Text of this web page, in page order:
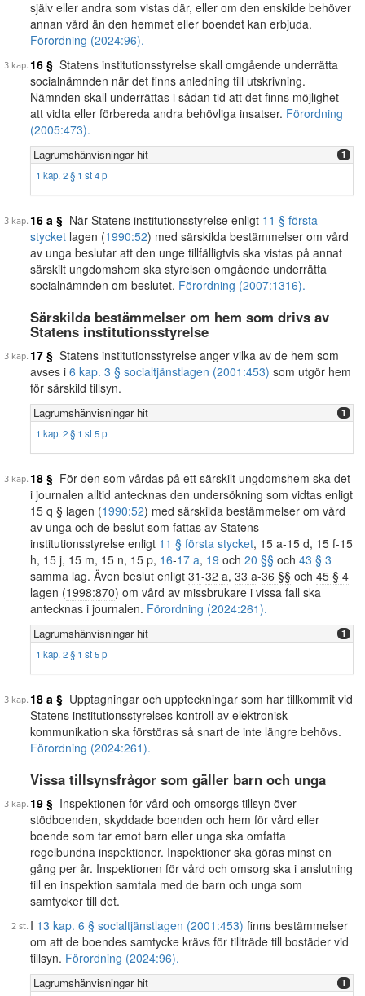
själv eller andra som vistas där, eller om den enskilde behöver
annan vård än den hemmet eller boendet kan erbjuda.
Förordning (2024:96).
16 § Statens institutionsstyrelse skall omgående underrätta
socialnämnden när det finns anledning till utskrivning.
Nämnden skall underrättas i sådan tid att det finns möjlighet
att vidta eller förbereda andra behövliga insatser. Förordning
(2005:473).
Lagrumshänvisningar hit 1
1 kap. 2 § 1 st 4 p
16 a § När Statens institutionsstyrelse enligt 11 § första
stycket lagen (1990:52) med särskilda bestämmelser om vård
av unga beslutar att den unge tillfälligtvis ska vistas på annat
särskilt ungdomshem ska styrelsen omgående underrätta
socialnämnden om beslutet. Förordning (2007:1316).
Särskilda bestämmelser om hem som drivs av
Statens institutionsstyrelse
17 § Statens institutionsstyrelse anger vilka av de hem som
avses i 6 kap. 3 § socialtjänstlagen (2001:453) som utgör hem
för särskild tillsyn.
Lagrumshänvisningar hit 1
1 kap. 2 § 1 st 5 p
18 § För den som vårdas på ett särskilt ungdomshem ska det
i journalen alltid antecknas den undersökning som vidtas enligt
15 q § lagen (1990:52) med särskilda bestämmelser om vård
av unga och de beslut som fattas av Statens
institutionsstyrelse enligt 11 § första stycket, 15 a-15 d, 15 f-15
h, 15 j, 15 m, 15 n, 15 p, 16-17 a, 19 och 20 §§ och 43 § 3
samma lag. Även beslut enligt 31-32 a, 33 a-36 §§ och 45 § 4
lagen (1998:870) om vård av missbrukare i vissa fall ska
antecknas i journalen. Förordning (2024:261).
Lagrumshänvisningar hit 1
1 kap. 2 § 1 st 5 p
18 a § Upptagningar och uppteckningar som har tillkommit vid
Statens institutionsstyrelses kontroll av elektronisk
kommunikation ska förstöras så snart de inte längre behövs.
Förordning (2024:261).
Vissa tillsynsfrågor som gäller barn och unga
19 § Inspektionen för vård och omsorgs tillsyn över
stödboenden, skyddade boenden och hem för vård eller
boende som tar emot barn eller unga ska omfatta
regelbundna inspektioner. Inspektioner ska göras minst en
gång per år. Inspektionen för vård och omsorg ska i anslutning
till en inspektion samtala med de barn och unga som
samtycker till det.
I 13 kap. 6 § socialtjänstlagen (2001:453) finns bestämmelser
om att de boendes samtycke krävs för tillträde till bostäder vid
tillsyn. Förordning (2024:96).
Lagrumshänvisningar hit 1